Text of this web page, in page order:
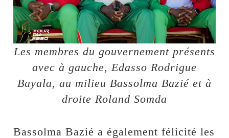
Les membres du gouvernement présents
avec à gauche, Edasso Rodrigue
Bayala, au milieu Bassolma Bazié et à
droite Roland Somda
Bassolma Bazié a également félicité les